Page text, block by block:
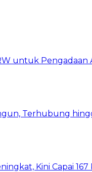
untuk Pengadaan
Terhubung
Kini Capai 167